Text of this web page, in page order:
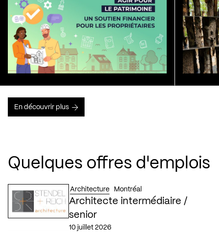
En découvrir plus
Quelques offres d'emplois
Architecture Montréal
Architecte intermédiaire /
senior
10 juillet 2026